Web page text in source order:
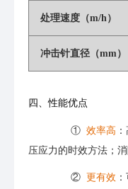
处理速度（m/h）
冲击针直径（mm）
四、性能优点
① 效率高
压应力的时效方法；
② 更有效